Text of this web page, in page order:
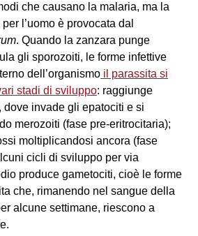
che causano la malaria, ma la
l’uomo è provocata dal
. Quando la zanzara punge
gli sporozoiti, le forme infettive
dell’organismo il parassita si
stadi di sviluppo: raggiunge
dove invade gli epatociti e si
merozoiti (fase pre-eritrocitaria);
moltiplicandosi ancora (fase
cicli di sviluppo per via
produce gametociti, cioè le forme
che, rimanendo nel sangue della
alcune settimane, riescono a